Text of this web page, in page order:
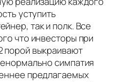
уступить
так и полк. Все
что инвесторы при
порой выкраивают
симпатия
предлагаемых